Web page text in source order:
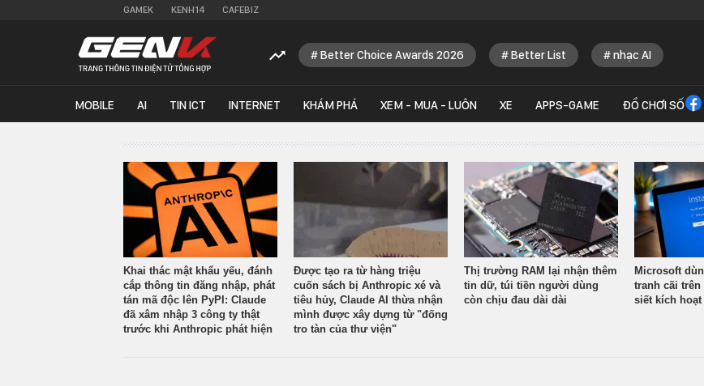
GAMEK KENH14 CAFEBIZ
Better Choice Awards 2026 Better List nhạc AI
MOBILE AI TIN ICT INTERNET KHÁM PHÁ XEM - MUA - LUÔN XE APPS-GAME ĐỒ CHƠI SỐ
Khai thác mật khẩu yếu, đánh
cắp thông tin đăng nhập, phát
tán mã độc lên PyPI: Claude
đã xâm nhập 3 công ty thật
trước khi Anthropic phát hiện
Được tạo ra từ hàng triệu
cuốn sách bị Anthropic xé và
tiêu hủy, Claude AI thừa nhận
mình được xây dựng từ "đống
tro tàn của thư viện"
Thị trường RAM lại nhận thêm
tin dữ, túi tiền người dùng
còn chịu đau dài dài
Microsoft
tranh cãi trên
siết kích hoạt